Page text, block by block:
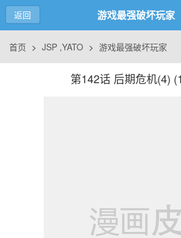
返回 游戏最强破坏玩家
首页 > JSP ,YATO > 游戏最强破坏玩家
第142话 后期危机(4) (